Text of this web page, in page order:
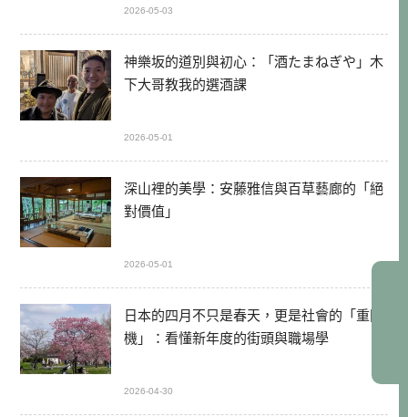
2026-05-03
神樂坂的道別與初心：「酒たまねぎや」木
下大哥教我的選酒課
2026-05-01
深山裡的美學：安藤雅信與百草藝廊的「絕
對價值」
2026-05-01
日本的四月不只是春天，更是社會的「重開
機」：看懂新年度的街頭與職場學
2026-04-30